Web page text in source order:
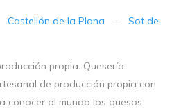
Castellón de la Plana -
Sot de
propia. Quesería
de producción propia con
conocer al mundo los quesos